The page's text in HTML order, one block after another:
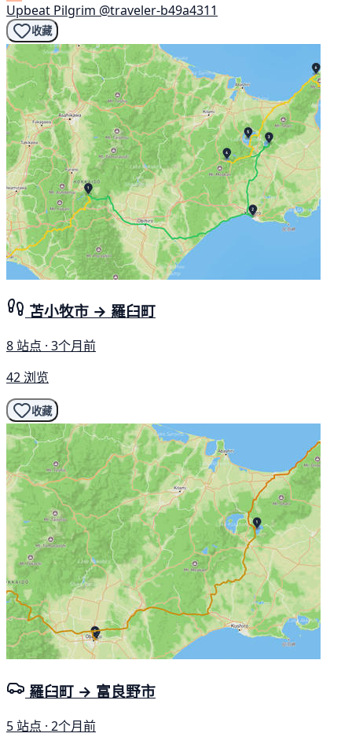
Upbeat Pilgrim @traveler-b49a4311
收藏
苫小牧市 → 羅臼町
8 站点 · 3个月前
42 浏览
收藏
羅臼町 → 富良野市
5 站点 · 2个月前